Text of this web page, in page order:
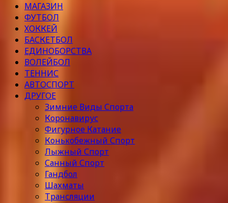
МАГАЗИН
ФУТБОЛ
ХОККЕЙ
БАСКЕТБОЛ
ЕДИНОБОРСТВА
ВОЛЕЙБОЛ
ТЕННИС
АВТОСПОРТ
ДРУГОЕ
Зимние Виды Спорта
Коронавирус
Фигурное Катание
Конькобежный Спорт
Лыжный Спорт
Санный Спорт
Гандбол
Шахматы
Трансляции